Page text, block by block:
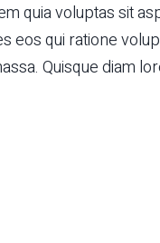
quia voluptas sit
eos qui ratione
Quisque diam